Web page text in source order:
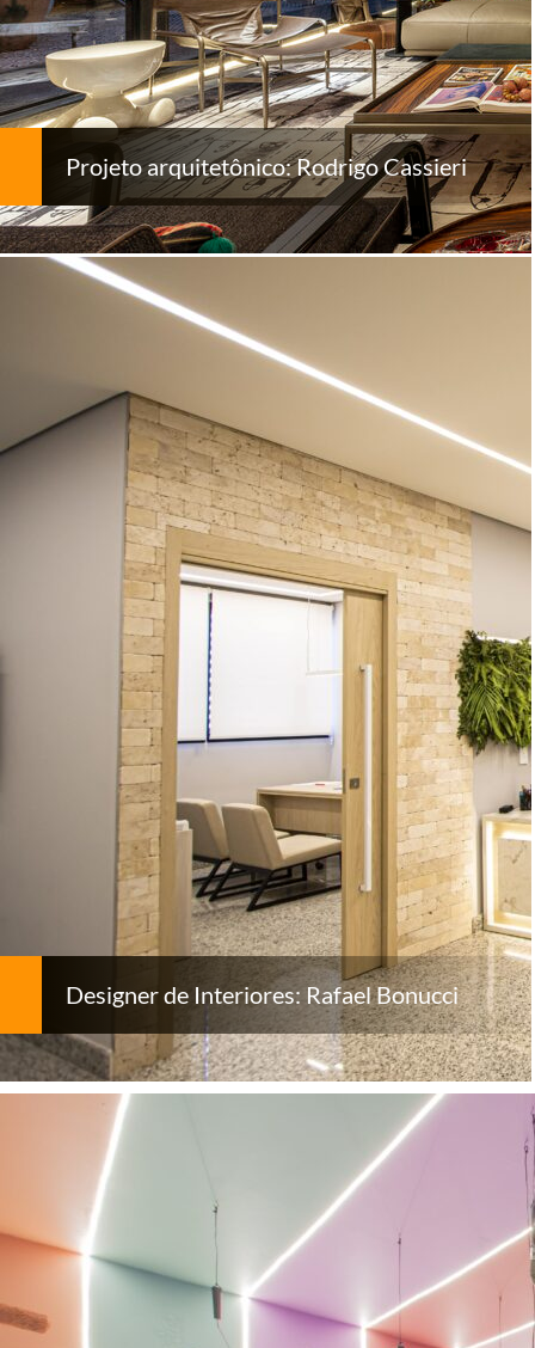
Projeto arquitetônico: Rodrigo Cassieri
Designer de Interiores: Rafael Bonucci